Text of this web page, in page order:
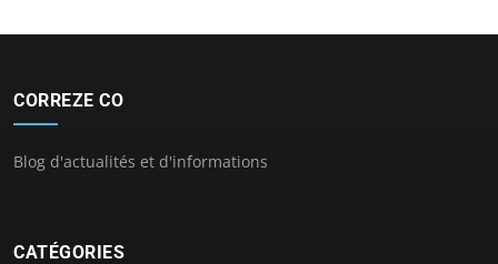
CORREZE CO
Blog d'actualités et d'informations
CATÉGORIES